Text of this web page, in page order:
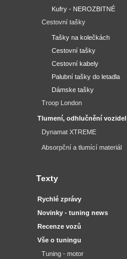
Kufry - NEROZBITNÉ
Cestovní tašky
Tašky na kolečkách
Cestovní tašky
Cestovní kabely
Palubní tašky do letadla
Dámske tašky
Troop London
Tlumení, odhlučnění vozidel
Dynamat XTREME
Absorpční a tlumící materiál
Texty
Rychlé zprávy
Novinky - tuning news
Recenze vozů
Vše o tuningu
Tuning - motor